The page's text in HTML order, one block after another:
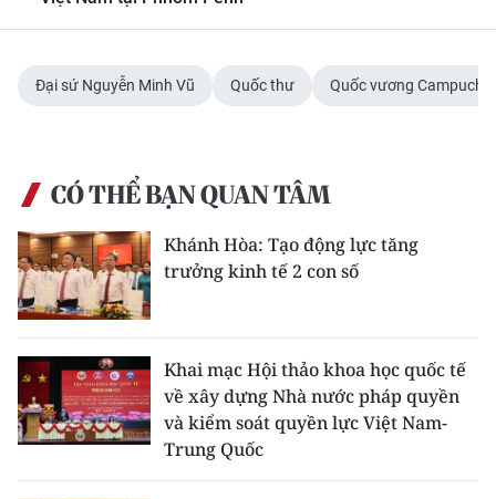
Đại sứ Nguyễn Minh Vũ Quốc thư Quốc vương Campuchia
CÓ THỂ BẠN QUAN TÂM
Khánh Hòa: Tạo động lực tăng
trưởng kinh tế 2 con số
Khai mạc Hội thảo khoa học quốc tế
về xây dựng Nhà nước pháp quyền
và kiểm soát quyền lực Việt Nam-
Trung Quốc